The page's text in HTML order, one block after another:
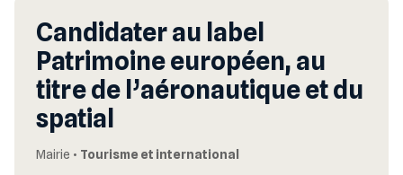
Candidater au label
Patrimoine européen, au
titre de l’aéronautique et du
spatial
Mairie • Tourisme et international